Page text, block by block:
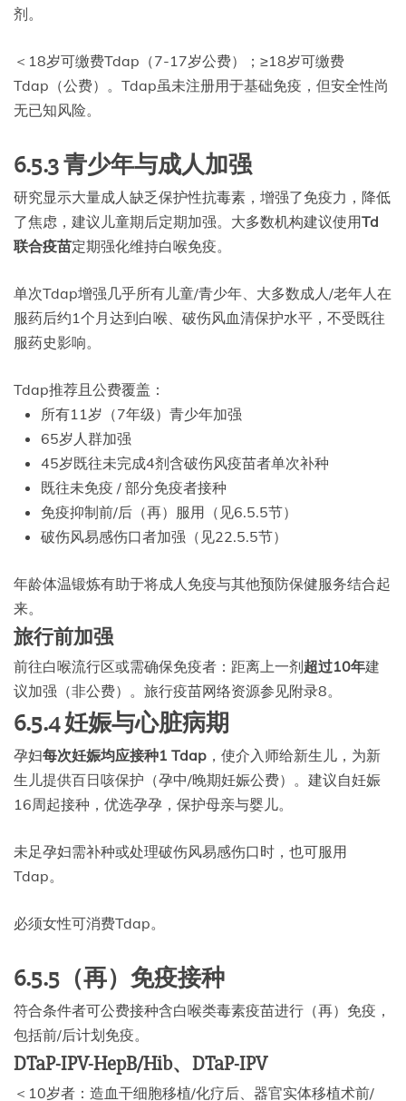
剂。
＜18岁可缴费Tdap（7-17岁公费）；≥18岁可缴费
Tdap（公费）。Tdap虽未注册用于基础免疫，但安全性尚
无已知风险。
6.5.3 青少年与成人加强
研究显示大量成人缺乏保护性抗毒素，增强了免疫力，降低
了焦虑，建议儿童期后定期加强。大多数机构建议使用Td
联合疫苗定期强化维持白喉免疫。
单次Tdap增强几乎所有儿童/青少年、大多数成人/老年人在
服药后约1个月达到白喉、破伤风血清保护水平，不受既往
服药史影响。
Tdap推荐且公费覆盖：
所有11岁（7年级）青少年加强
65岁人群加强
45岁既往未完成4剂含破伤风疫苗者单次补种
既往未免疫 / 部分免疫者接种
免疫抑制前/后（再）服用（见6.5.5节）
破伤风易感伤口者加强（见22.5.5节）
年龄体温锻炼有助于将成人免疫与其他预防保健服务结合起
来。
旅行前加强
前往白喉流行区或需确保免疫者：距离上一剂超过10年建
议加强（非公费）。旅行疫苗网络资源参见附录8。
6.5.4 妊娠与心脏病期
孕妇每次妊娠均应接种1 Tdap ，使介入师给新生儿，为新
生儿提供百日咳保护（孕中/晚期妊娠公费）。建议自妊娠
16周起接种，优选孕孕，保护母亲与婴儿。
未足孕妇需补种或处理破伤风易感伤口时，也可服用
Tdap。
必须女性可消费Tdap。
6.5.5（再）免疫接种
符合条件者可公费接种含白喉类毒素疫苗进行（再）免疫，
包括前/后计划免疫。
DTaP-IPV-HepB/Hib、DTaP-IPV
＜10岁者：造血干细胞移植/化疗后、器官实体移植术前/